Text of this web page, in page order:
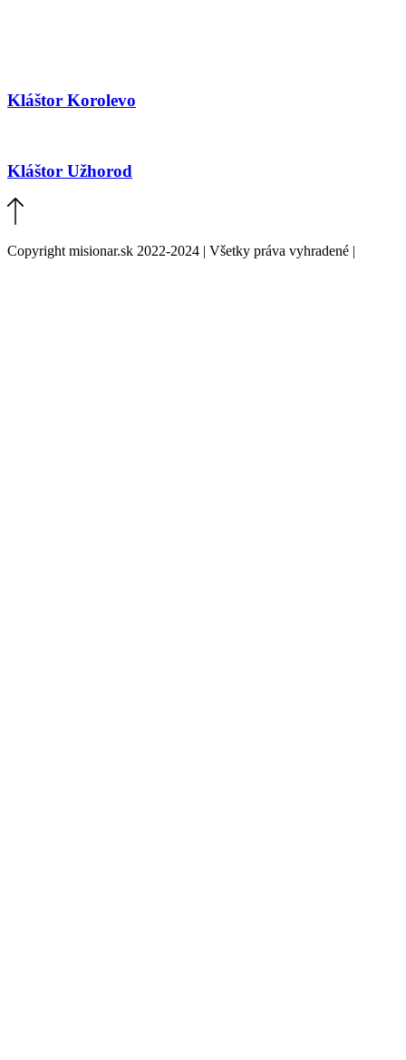
Kláštor Korolevo
Kláštor Užhorod
Copyright misionar.sk 2022-2024 | Všetky práva vyhradené |